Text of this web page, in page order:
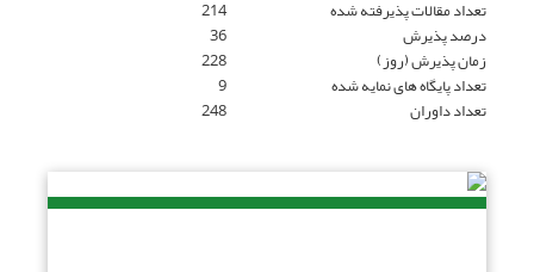
تعداد مقالات پذیرفته شده
214
درصد پذیرش
36
زمان پذیرش (روز)
228
تعداد پایگاه های نمایه شده
9
تعداد داوران
248